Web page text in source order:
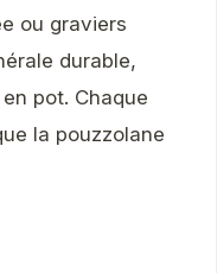
ou graviers
durable,
pot. Chaque
la pouzzolane